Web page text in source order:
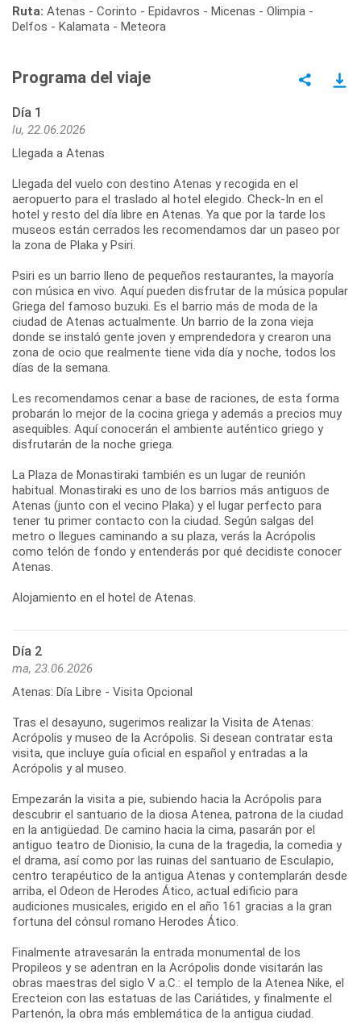
Ruta: Atenas - Corinto - Epidavros - Micenas - Olimpia -
Delfos - Kalamata - Meteora
Programa del viaje
Día 1
lu, 22.06.2026
Llegada a Atenas
Llegada del vuelo con destino Atenas y recogida en el
aeropuerto para el traslado al hotel elegido. Check-In en el
hotel y resto del día libre en Atenas. Ya que por la tarde los
museos están cerrados les recomendamos dar un paseo por
la zona de Plaka y Psiri.
Psiri es un barrio lleno de pequeños restaurantes, la mayoría
con música en vivo. Aquí pueden disfrutar de la música popular
Griega del famoso buzuki. Es el barrio más de moda de la
ciudad de Atenas actualmente. Un barrio de la zona vieja
donde se instaló gente joven y emprendedora y crearon una
zona de ocio que realmente tiene vida día y noche, todos los
días de la semana.
Les recomendamos cenar a base de raciones, de esta forma
probarán lo mejor de la cocina griega y además a precios muy
asequibles. Aquí conocerán el ambiente auténtico griego y
disfrutarán de la noche griega.
La Plaza de Monastiraki también es un lugar de reunión
habitual. Monastiraki es uno de los barrios más antiguos de
Atenas (junto con el vecino Plaka) y el lugar perfecto para
tener tu primer contacto con la ciudad. Según salgas del
metro o llegues caminando a su plaza, verás la Acrópolis
como telón de fondo y entenderás por qué decidiste conocer
Atenas.
Día 2
ma, 23.06.2026
Atenas: Día Libre - Visita Opcional
Tras el desayuno, sugerimos realizar la Visita de Atenas:
Acrópolis y museo de la Acrópolis. Si desean contratar esta
visita, que incluye guía oficial en español y entradas a la
Acrópolis y al museo.
Empezarán la visita a pie, subiendo hacia la Acrópolis para
descubrir el santuario de la diosa Atenea, patrona de la ciudad
en la antigüedad. De camino hacia la cima, pasarán por el
antiguo teatro de Dionisio, la cuna de la tragedia, la comedia y
el drama, así como por las ruinas del santuario de Esculapio,
centro terapéutico de la antigua Atenas y contemplarán desde
arriba, el Odeon de Herodes Ático, actual edificio para
audiciones musicales, erigido en el año 161 gracias a la gran
fortuna del cónsul romano Herodes Ático.
Finalmente atravesarán la entrada monumental de los
Propileos y se adentran en la Acrópolis donde visitarán las
obras maestras del siglo V a.C.: el templo de la Atenea Nike, el
Erecteion con las estatuas de las Cariátides, y finalmente el
Partenón, la obra más emblemática de la antigua ciudad.